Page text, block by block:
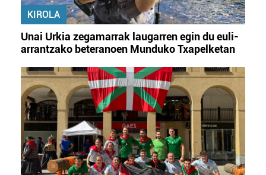
KIROLA
Unai Urkia zegamarrak laugarren egin du euli-
arrantzako beteranoen Munduko Txapelketan